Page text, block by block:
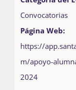
Convocatorias
Página Web:
https://
m/apoyo-
2024